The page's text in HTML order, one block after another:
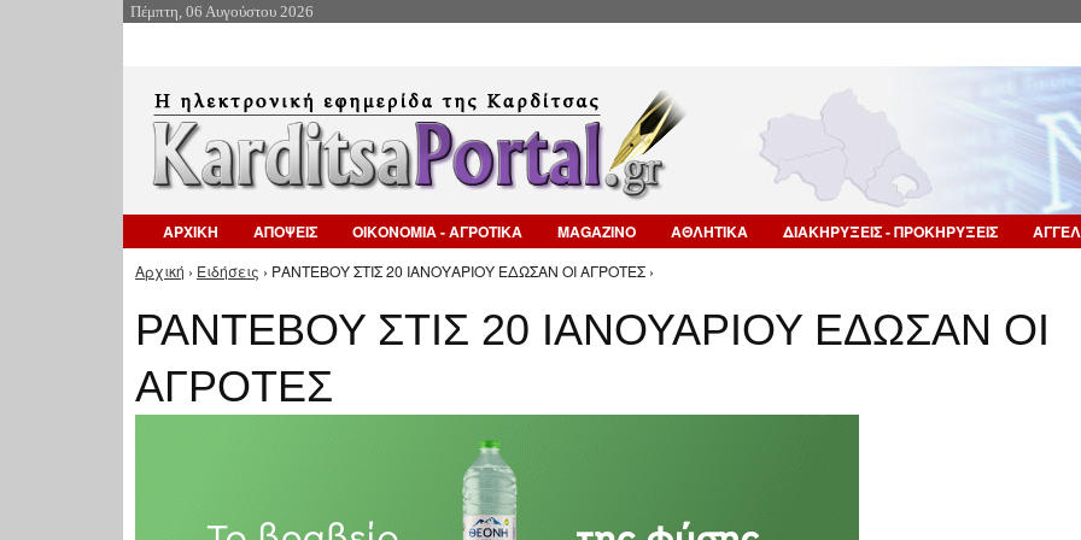
Πέμπτη, 06 Αυγούστου 2026
ΑΡΧΙΚΗ ΑΠΟΨΕΙΣ ΟΙΚΟΝΟΜΙΑ - ΑΓΡΟΤΙΚΑ MAGAZINO ΑΘΛΗΤΙΚΑ ΔΙΑΚΗΡΥΞΕΙΣ - ΠΡΟΚΗΡΥΞΕΙΣ
Είστε εδώ
Αρχική › Ειδήσεις › ΡΑΝΤΕΒΟΥ ΣΤΙΣ 20 ΙΑΝΟΥΑΡΙΟΥ ΕΔΩΣΑΝ ΟΙ ΑΓΡΟΤΕΣ ›
ΡΑΝΤΕΒΟΥ ΣΤΙΣ 20 ΙΑΝΟΥΑΡΙΟΥ ΕΔΩΣΑΝ ΟΙ
ΑΓΡΟΤΕΣ